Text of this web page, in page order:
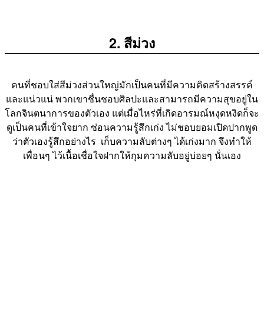
2. สีม่วง
คนที่ชอบใส่สีม่วงส่วนใหญ่มักเป็นคนที่มีความคิดสร้างสรรค์
และแน่วแน่ พวกเขาชื่นชอบศิลปะและสามารถมีความสุขอยู่ใน
โลกจินตนาการของตัวเอง แต่เมื่อไหร่ที่เกิดอารมณ์หงุดหงิดก็จะ
ดูเป็นคนที่เข้าใจยาก ซ่อนความรู้สึกเก่ง ไม่ชอบยอมเปิดปากพูด
ว่าตัวเองรู้สึกอย่างไร เก็บความลับต่างๆ ได้เก่งมาก จึงทำให้
เพื่อนๆ ไว้เนื้อเชื่อใจฝากให้กุมความลับอยู่บ่อยๆ นั่นเอง